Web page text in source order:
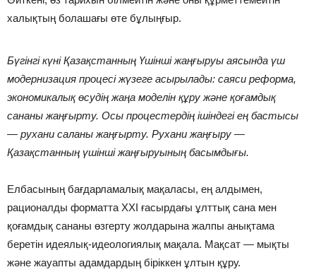
халықтың болашағы өте бұлыңғыр.
Бүгінгі күні Қазақстанның Үшінші жаңғыруы аясында үш
модернизация процесі жүзеге асырылады: саяси реформа,
экономикалық өсудің жаңа моделін құру және қоғамдық
сананы жаңғырту. Осы процестердің ішіндегі ең бастысы
— рухани саланы жаңғырту. Рухани жаңғыру —
Қазақстанның үшінші жаңғыруының басымдығы.
Елбасының бағдарламалық мақаласы, ең алдымен,
рационалды форматта ХХІ ғасырдағы ұлттық сана мен
қоғамдық сананы өзгерту жолдарына жалпы анықтама
беретін идеялық-идеологиялық мақала. Мақсат — мықты
және жауапты адамдардың біріккен ұлтын құру.